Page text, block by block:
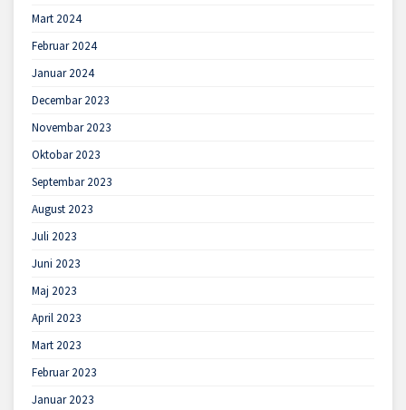
Mart 2024
Februar 2024
Januar 2024
Decembar 2023
Novembar 2023
Oktobar 2023
Septembar 2023
August 2023
Juli 2023
Juni 2023
Maj 2023
April 2023
Mart 2023
Februar 2023
Januar 2023